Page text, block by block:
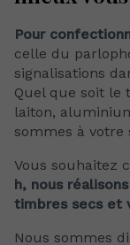
Pour
celle du
signalisations
Quel que soit le
laiton,
sommes à votre
Vous souhaitez
h, nous
timbres secs et
Nous sommes